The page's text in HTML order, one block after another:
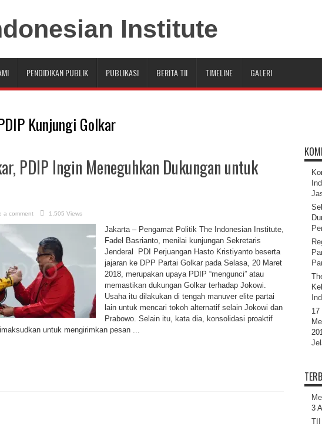
PENDIDIKAN PUBLIK PUBLIKASI BERITA TII TIMELINE GALERI
Kunjungi Golkar
PDIP Ingin Meneguhkan Dukungan untuk
a comment 1,505 Views
Jakarta – Pengamat Politik The Indonesian Institute,
Fadel Basrianto, menilai kunjungan Sekretaris
Jenderal PDI Perjuangan Hasto Kristiyanto beserta
jajaran ke DPP Partai Golkar pada Selasa, 20 Maret
2018, merupakan upaya PDIP “mengunci” atau
memastikan dukungan Golkar terhadap Jokowi.
Usaha itu dilakukan di tengah manuver elite partai
lain untuk mencari tokoh alternatif selain Jokowi dan
Prabowo. Selain itu, kata dia, konsolidasi proaktif
untuk mengirimkan pesan ...
17
3
TII